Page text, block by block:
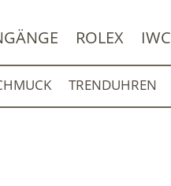
ROLEX IWC
TRENDUHREN